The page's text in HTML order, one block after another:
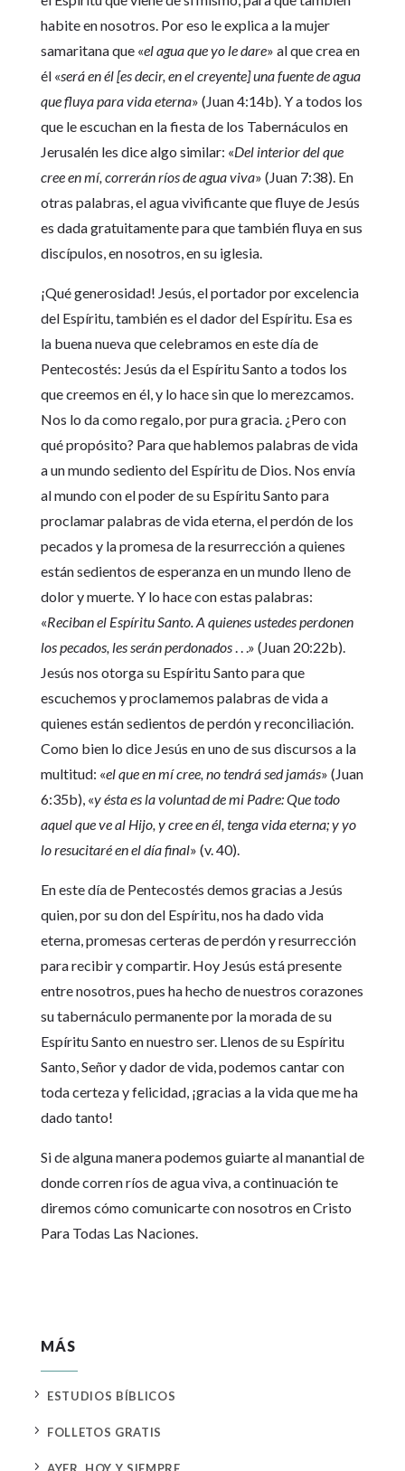
habite en nosotros. Por eso le explica a la mujer
samaritana que «el agua que yo le dare» al que crea en
él «será en él [es decir, en el creyente] una fuente de agua
que fluya para vida eterna» (Juan 4:14b). Y a todos los
que le escuchan en la fiesta de los Tabernáculos en
Jerusalén les dice algo similar: «Del interior del que
cree en mí, correrán ríos de agua viva» (Juan 7:38). En
otras palabras, el agua vivificante que fluye de Jesús
es dada gratuitamente para que también fluya en sus
discípulos, en nosotros, en su iglesia.
¡Qué generosidad! Jesús, el portador por excelencia
del Espíritu, también es el dador del Espíritu. Esa es
la buena nueva que celebramos en este día de
Pentecostés: Jesús da el Espíritu Santo a todos los
que creemos en él, y lo hace sin que lo merezcamos.
Nos lo da como regalo, por pura gracia. ¿Pero con
qué propósito? Para que hablemos palabras de vida
a un mundo sediento del Espíritu de Dios. Nos envía
al mundo con el poder de su Espíritu Santo para
proclamar palabras de vida eterna, el perdón de los
pecados y la promesa de la resurrección a quienes
están sedientos de esperanza en un mundo lleno de
dolor y muerte. Y lo hace con estas palabras:
«Reciban el Espíritu Santo. A quienes ustedes perdonen
los pecados, les serán perdonados. . .» (Juan 20:22b).
Jesús nos otorga su Espíritu Santo para que
escuchemos y proclamemos palabras de vida a
quienes están sedientos de perdón y reconciliación.
Como bien lo dice Jesús en uno de sus discursos a la
multitud: «el que en mí cree, no tendrá sed jamás» (Juan
6:35b), «y ésta es la voluntad de mi Padre: Que todo
aquel que ve al Hijo, y cree en él, tenga vida eterna; y yo
lo resucitaré en el día final» (v. 40).
En este día de Pentecostés demos gracias a Jesús
quien, por su don del Espíritu, nos ha dado vida
eterna, promesas certeras de perdón y resurrección
para recibir y compartir. Hoy Jesús está presente
entre nosotros, pues ha hecho de nuestros corazones
su tabernáculo permanente por la morada de su
Espíritu Santo en nuestro ser. Llenos de su Espíritu
Santo, Señor y dador de vida, podemos cantar con
toda certeza y felicidad, ¡gracias a la vida que me ha
dado tanto!
Si de alguna manera podemos guiarte al manantial de
donde corren ríos de agua viva, a continuación te
diremos cómo comunicarte con nosotros en Cristo
Para Todas Las Naciones.
MÁS
5 ESTUDIOS BÍBLICOS
5 FOLLETOS GRATIS
5